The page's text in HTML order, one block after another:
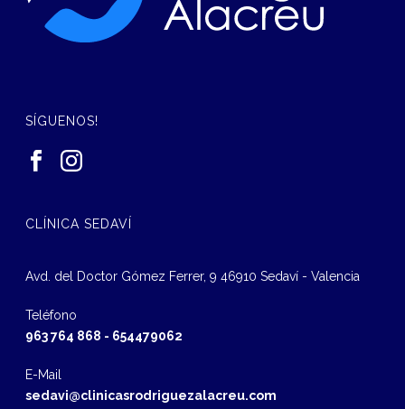
SÍGUENOS!
CLÍNICA SEDAVÍ
Avd. del Doctor Gómez Ferrer, 9 46910 Sedaví - Valencia
Teléfono
963 764 868 - 654479062
E-Mail
sedavi@clinicasrodriguezalacreu.com